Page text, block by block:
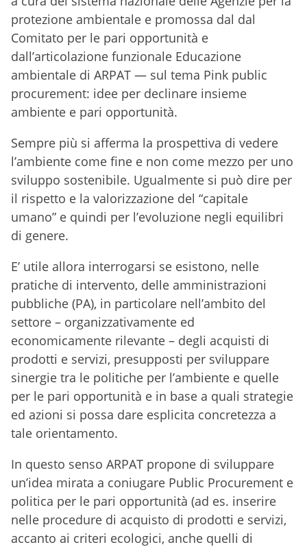
protezione ambientale e promossa dal dal
Comitato per le pari opportunità e
dall’articolazione funzionale Educazione
ambientale di ARPAT — sul tema Pink public
procurement: idee per declinare insieme
ambiente e pari opportunità.
Sempre più si afferma la prospettiva di vedere
l’ambiente come fine e non come mezzo per uno
sviluppo sostenibile. Ugualmente si può dire per
il rispetto e la valorizzazione del “capitale
umano” e quindi per l’evoluzione negli equilibri
di genere.
E’ utile allora interrogarsi se esistono, nelle
pratiche di intervento, delle amministrazioni
pubbliche (PA), in particolare nell’ambito del
settore – organizzativamente ed
economicamente rilevante – degli acquisti di
prodotti e servizi, presupposti per sviluppare
sinergie tra le politiche per l’ambiente e quelle
per le pari opportunità e in base a quali strategie
ed azioni si possa dare esplicita concretezza a
tale orientamento.
In questo senso ARPAT propone di sviluppare
un’idea mirata a coniugare Public Procurement e
politica per le pari opportunità (ad es. inserire
nelle procedure di acquisto di prodotti e servizi,
accanto ai criteri ecologici, anche quelli di